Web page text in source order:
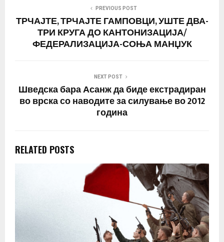
PREVIOUS POST
ТРЧАЈТЕ, ТРЧАЈТЕ ГАМПОВЦИ, УШТЕ ДВА-
ТРИ КРУГА ДО КАНТОНИЗАЦИЈА/
ФЕДЕРАЛИЗАЦИЈА-СОЊА МАНЏУК
NEXT POST
Шведска бара Асанж да биде екстрадиран
во врска со наводите за силување во 2012
година
RELATED POSTS